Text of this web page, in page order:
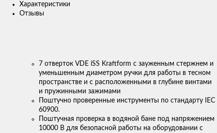
Характеристики
Отзывы
7 отверток VDE iSS Kraftform с зауженным стержнем и
уменьшенным диаметром ручки для работы в тесном
пространстве и с расположенными в глубине винтами
и пружинными зажимами
Поштучно проверенные инструменты по стандарту IEC
60900.
Поштучная проверка в водяной бане под напряжением
10000 В для безопасной работы на оборудовании с